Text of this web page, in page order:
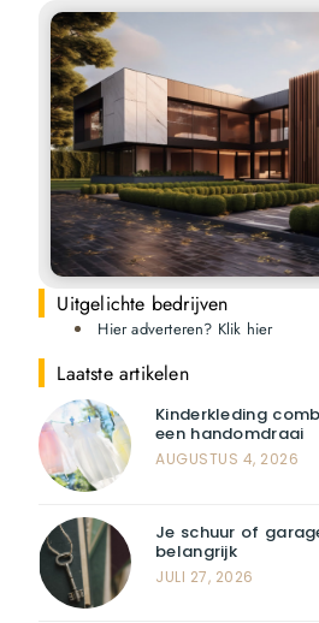
Uitgelichte bedrijven
Hier adverteren? Klik hier
Laatste artikelen
Kinderkleding
een handomdraai
AUGUSTUS 4, 2026
Je schuur of
belangrijk
JULI 27, 2026